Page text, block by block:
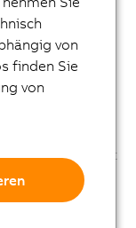
zum
also nur noch
steht mit
Verfügung.
kommen
Version mit
die
zu
von
finden Sie
von